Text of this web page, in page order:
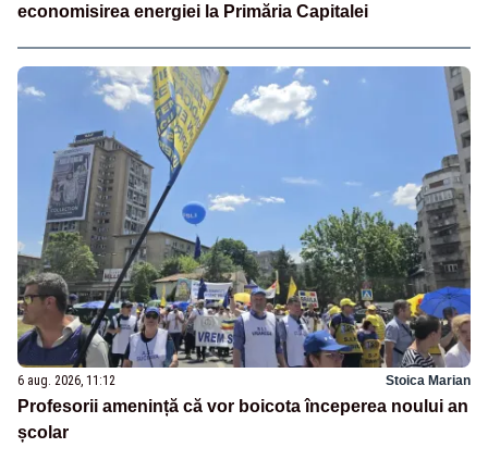
economisirea energiei la Primăria Capitalei
6 aug. 2026, 11:12 Stoica Marian
Profesorii amenință că vor boicota începerea noului an
școlar